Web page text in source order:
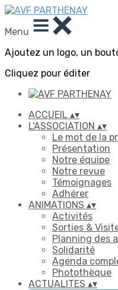
Menu
Ajoutez un logo, un
Cliquez pour éditer
ACCUEIL ▴▾
L'ASSOCIATION ▴▾
Le mot de la
Présentation
Notre équipe
Notre revue
Témoignages
Adhérer
ANIMATIONS ▴▾
Activités
Sorties &
Planning des
Solidarité
Agenda
Photothèque
ACTUALITES ▴▾